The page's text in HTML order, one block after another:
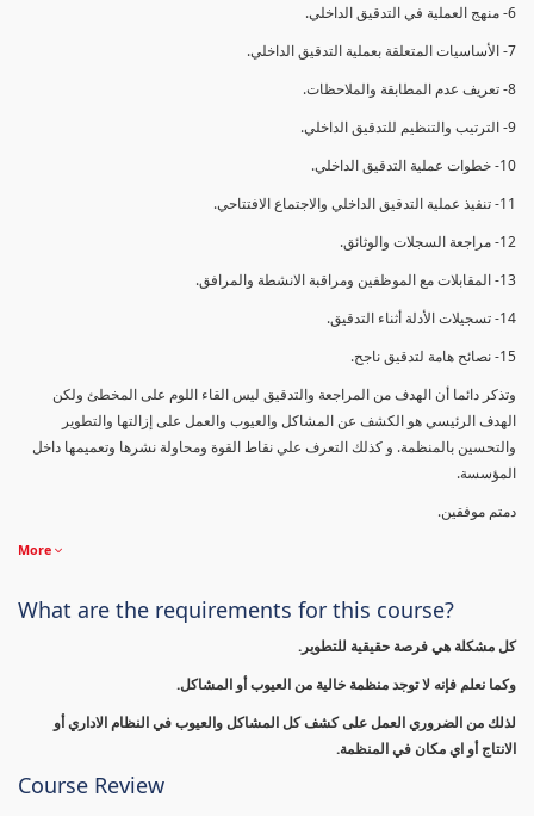
6- منهج العملية في التدقيق الداخلي.
7- الأساسيات المتعلقة بعملية التدقيق الداخلي.
8- تعريف عدم المطابقة والملاحظات.
9- الترتيب والتنظيم للتدقيق الداخلي.
10- خطوات عملية التدقيق الداخلي.
11- تنفيذ عملية التدقيق الداخلي والاجتماع الافتتاحي.
12- مراجعة السجلات والوثائق.
13- المقابلات مع الموظفين ومراقبة الانشطة والمرافق.
14- تسجيلات الأدلة أثناء التدقيق.
15- نصائح هامة لتدقيق ناجح.
وتذكر دائما أن الهدف من المراجعة والتدقيق ليس القاء اللوم على المخطئ ولكن
الهدف الرئيسي هو الكشف عن المشاكل والعيوب والعمل على إزالتها والتطوير
والتحسين بالمنظمة. و كذلك التعرف علي نقاط القوة ومحاولة نشرها وتعميمها داخل
المؤسسة.
دمتم موفقين.
More
What are the requirements for this course?
كل مشكلة هي فرصة حقيقية للتطوير.
وكما نعلم فإنه لا توجد منظمة خالية من العيوب أو المشاكل.
لذلك من الضروري العمل على كشف كل المشاكل والعيوب في النظام الاداري أو
الانتاج أو اي مكان في المنظمة.
Course Review